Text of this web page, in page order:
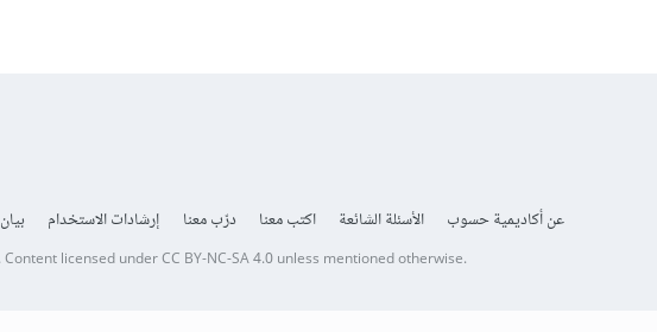
عن أكاديمية حسوب الأسئلة الشائعة اكتب معنا درّب معنا إرشادات الاستخدام
Content licensed underCC BY-NC-SA 4.0unless mentioned otherwise.